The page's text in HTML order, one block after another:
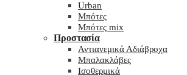
Urban
Μπότες
Μπότες mix
Προστασία
Αντιανεμικά Αδιάβροχα
Μπαλακλάβες
Ισοθερμικά